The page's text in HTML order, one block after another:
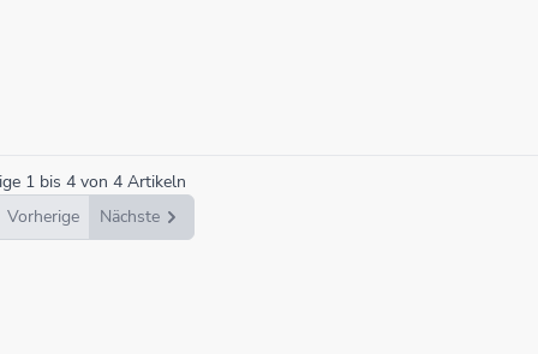
1bis 4von 4 Artikeln
Vorherige
Nächste